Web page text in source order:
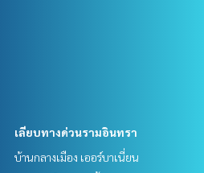
เลียบทางด่วนรามอินทรา
บ้านกลางเมือง เออร์บาเนี่ยน